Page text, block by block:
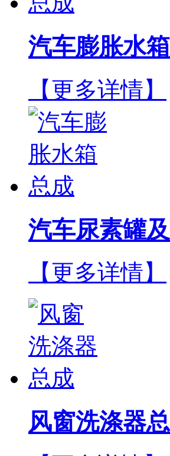
汽车膨胀水
【更多详情】
汽车尿素罐
【更多详情】
风窗洗涤器